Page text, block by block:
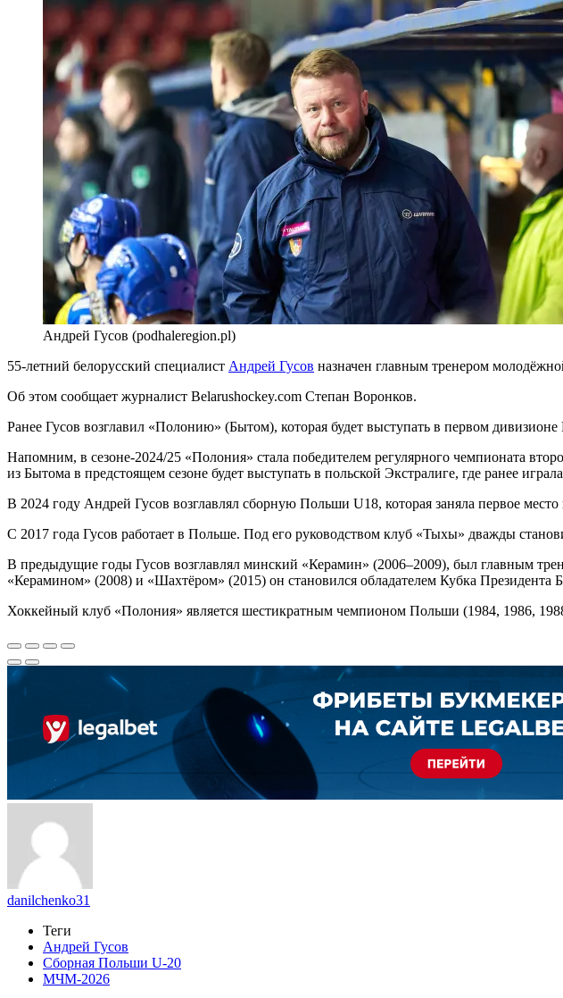
Андрей Гусов (podhaleregion.pl)
55-летний белорусский специалист Андрей Гусов назначен главным тренером
Об этом сообщает журналист Belarushockey.com Степан Воронков.
Ранее Гусов возглавил «Полонию» (Бытом), которая будет выступать в первом
Напомним, в сезоне-2024/25 «Полония» стала победителем регулярного чемпионата
из Бытома в предстоящем сезоне будет выступать в польской Экстралиге, где ранее
В 2024 году Андрей Гусов возглавлял сборную Польши U18, которая заняла первое
С 2017 года Гусов работает в Польше. Под его руководством клуб «Тыхы» дважды
В предыдущие годы Гусов возглавлял минский «Керамин» (2006–2009), был главным
«Керамином» (2008) и «Шахтёром» (2015) он становился обладателем Кубка Президента
Хоккейный клуб «Полония» является шестикратным чемпионом Польши (1984, 1986,
danilchenko31
Теги
Андрей Гусов
Сборная Польши U-20
МЧМ-2026